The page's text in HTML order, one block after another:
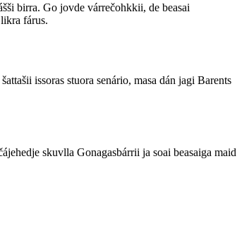
birra. Go jovde várrečohkkii, de beasai
fárus.
issoras stuora senário, masa dán jagi Barents
skuvlla Gonagasbárrii ja soai beasaiga maid